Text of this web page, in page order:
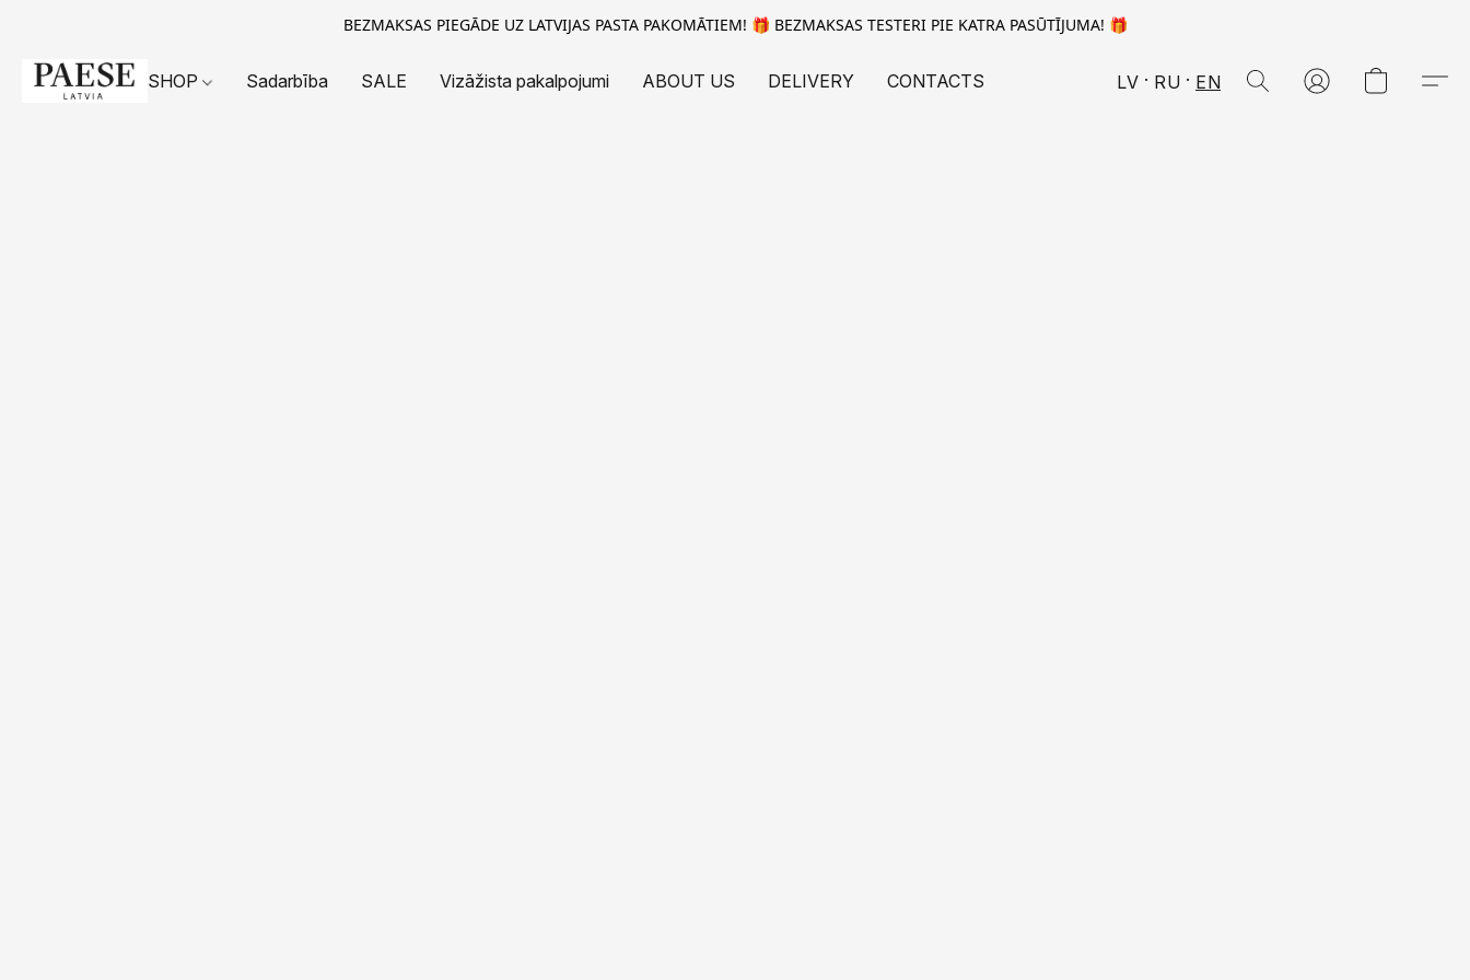
BEZMAKSAS PIEGĀDE UZ LATVIJAS PASTA PAKOMĀTIEM! 🎁 BEZMAKSAS TESTERI PIE KATRA PASŪTĪJUMA! 🎁
SHOP Sadarbība SALE Vizāžista pakalpojumi ABOUT US DELIVERY CONTACTS LV RU EN